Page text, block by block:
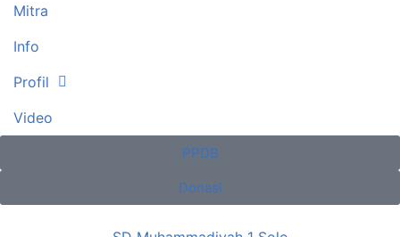
Mitra
Info
Profil
Video
PPDB
Donasi